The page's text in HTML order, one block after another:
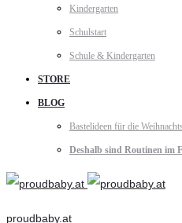
Kindergarten
Schulstart
Schule & Kindergarten
STORE
BLOG
Bastelideen für die
Deshalb sind Routinen im
proudbaby.at